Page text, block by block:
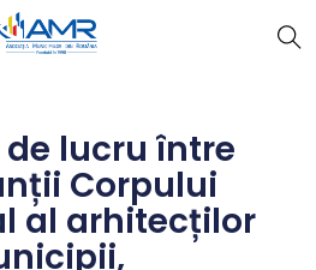
lucru între
Corpului
al arhitecților